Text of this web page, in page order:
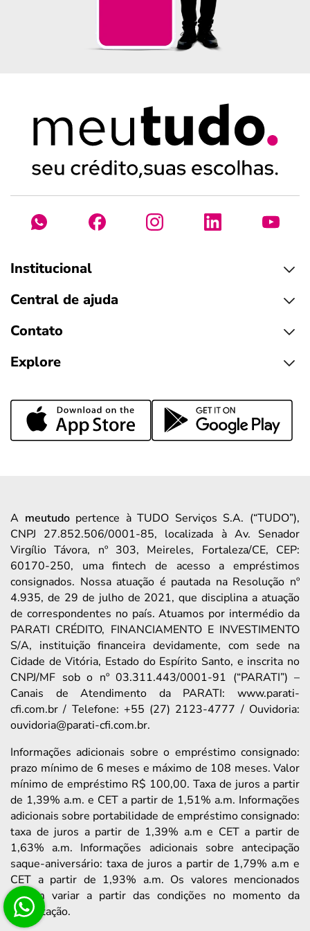
Institucional
Central de ajuda
Contato
Explore
A meutudopertence à TUDO Serviços S.A. (“TUDO”),
CNPJ 27.852.506/0001-85, localizada à Av. Senador
Virgílio Távora, nº 303, Meireles, Fortaleza/CE, CEP:
60170-250, uma fintech de acesso a empréstimos
consignados. Nossa atuação é pautada na Resolução nº
4.935, de 29 de julho de 2021, que disciplina a atuação
de correspondentes no país. Atuamos por intermédio da
PARATI CRÉDITO, FINANCIAMENTO E INVESTIMENTO
S/A, instituição financeira devidamente, com sede na
Cidade de Vitória, Estado do Espírito Santo, e inscrita no
CNPJ/MF sob o nº 03.311.443/0001-91 (“PARATI”) –
Canais de Atendimento da PARATI: www.parati-
cfi.com.br / Telefone: +55 (27) 2123-4777 / Ouvidoria:
ouvidoria@parati-cfi.com.br.
Informações adicionais sobre o empréstimo consignado:
prazo mínimo de 6 meses e máximo de 108 meses. Valor
mínimo de empréstimo R$ 100,00. Taxa de juros a partir
de 1,39% a.m. e CET a partir de 1,51% a.m. Informações
adicionais sobre portabilidade de empréstimo consignado:
taxa de juros a partir de 1,39% a.m e CET a partir de
1,63% a.m. Informações adicionais sobre antecipação
saque-aniversário: taxa de juros a partir de 1,79% a.m e
CET a partir de 1,93% a.m. Os valores mencionados
podem variar a partir das condições no momento da
contratação.